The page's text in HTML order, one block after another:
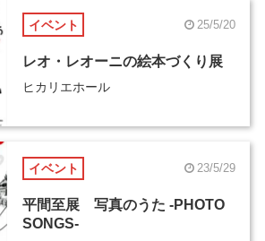
イベント 25/5/20
レオ・レオーニの絵本づくり展
ヒカリエホール
イベント 23/5/29
平間至展 写真のうた -PHOTO
SONGS-